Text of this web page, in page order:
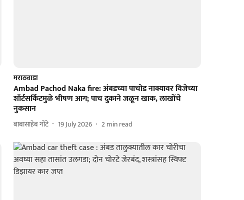
मराठवाडा
Ambad Pachod Naka fire: अंबडच्या पाचोड नाक्यावर विजेच्या
शॉर्टसर्किटमुळे भीषण आग; पाच दुकाने जळून खाक, लाखोंचे
नुकसान
बाबासाहेब गोंटे 19 July 2026 2min read